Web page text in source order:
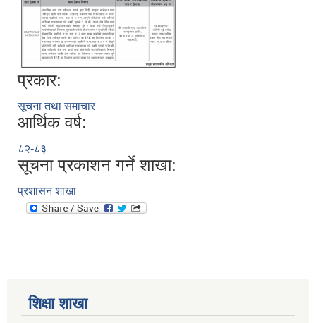
प्रकार:
सूचना तथा समाचार
आर्थिक वर्ष:
८२-८३
सूचना प्रकाशन गर्ने शाखा:
प्रशासन शाखा
शिक्षा शाखा